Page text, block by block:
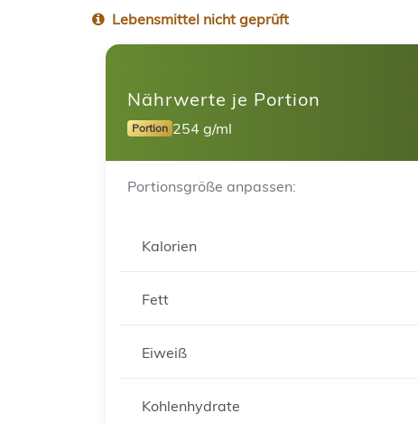
Lebensmittel nicht geprüft
Nährwerte je Portion
Portion 254 g/ml
Portionsgröße anpassen:
Kalorien
Fett
Eiweiß
Kohlenhydrate